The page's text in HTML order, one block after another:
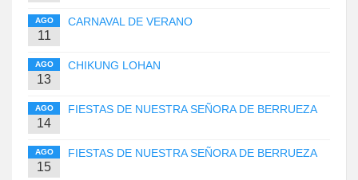
AGO
11
CARNAVAL DE VERANO
AGO
13
CHIKUNG LOHAN
AGO
14
FIESTAS DE NUESTRA SEÑORA DE BERRUEZA
AGO
15
FIESTAS DE NUESTRA SEÑORA DE BERRUEZA